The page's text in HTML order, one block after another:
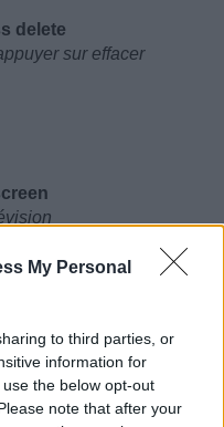
My Personal
to third parties, or
information for
the below opt-out
note that after your
delete
sur effacer